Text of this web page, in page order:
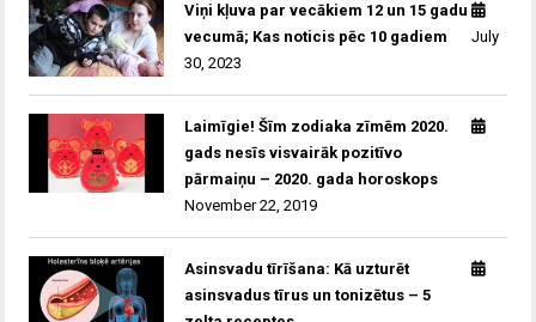
Viņi kļuva par vecākiem 12 un 15 gadu
vecumā; Kas noticis pēc 10 gadiem
July
30, 2023
Laimīgie! Šīm zodiaka zīmēm 2020.
gads nesīs visvairāk pozitīvo
pārmaiņu – 2020. gada horoskops
November 22, 2019
Asinsvadu tīrīšana: Kā uzturēt
asinsvadus tīrus un tonizētus – 5